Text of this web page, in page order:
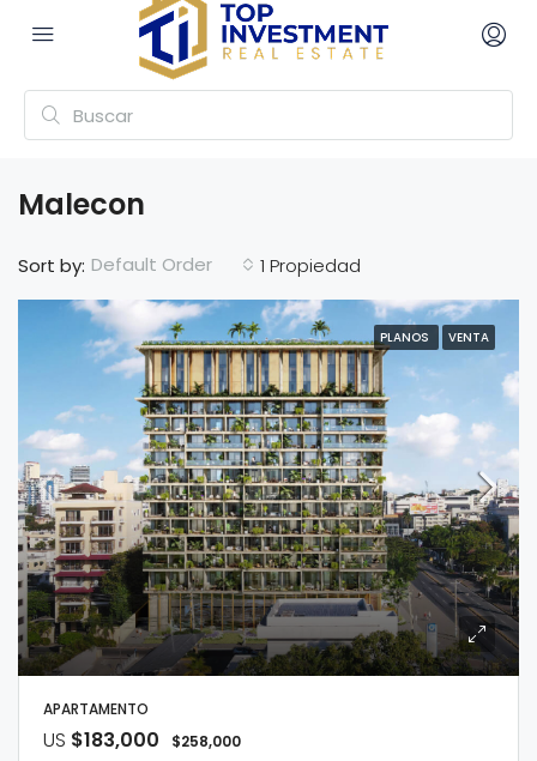
Malecon
1 Propiedad
Sort by: Default Order
PLANOS VENTA
APARTAMENTO
US $183,000 $258,000